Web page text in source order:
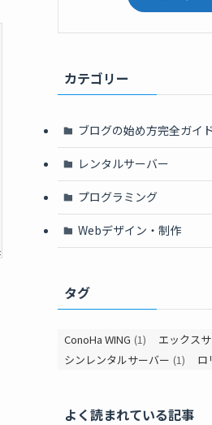
カテゴリー
ブログの始め方完全ガイド
レンタルサーバー
プログラミング
Webデザイン・制作
タグ
ConoHa WING (1) エックス
シンレンタルサーバー (1) ロ
よく読まれている記事